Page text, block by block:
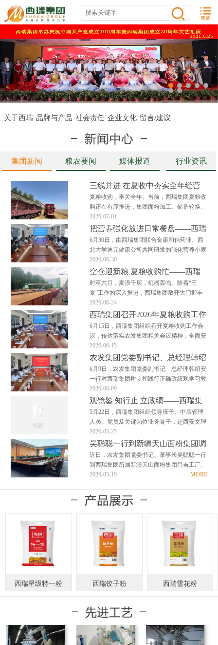
关于西瑞 品牌与产品 社会责任 企业文化 留言/建议
集团新闻 粮农要闻 行业资讯
媒体报道
三线并进 在夏收中夯实全年经营
底盘
夏粮收购，事关全年。当前，西瑞集团夏粮收
购正在有序推进，集团面粉加工、储备轮换、
粮食贸易三大板块多点发力、高效衔接，全力
夺取夏粮收购攻坚战主动权。面粉加工板块：
以收保产，筑牢粮头食尾收购链直通生产链，
原粮稳则加工稳。集团各面粉工厂把夏粮收购
视为全年原料保供…
2026-07-01
把营养强化放进日常餐盘——西瑞
集团召开活性叶酸面粉试吃启动会
6月30日，由西瑞集团联合金康和信药业、西
北大学迪元健康公司共同研发的强化营养小麦
粉——活性叶酸面粉正式进入重点人群试吃与
健康数据采集阶段，一场将营养健康“端上”餐
桌的启动会正式拉开帷幕。 随着“健康中国”战
略的深入推进，如何让营养摄入更精准、更便
捷，已…
2026-06-30
空仓迎新粮 夏粮收购忙——西瑞
集团夏粮收购有序开展
时至六月，麦浪千层，机器轰鸣。随着“三
夏”工作的深入推进，西瑞集团敞开大门迎丰
收，全面开启2026年夏粮收购工作。敞开收购
尽管来送 为确保夏粮收购高效开展，西瑞集
团实施“早动员、早部署、早启动”策略，对所
有输送设备、检化验仪器进行检修与校准，48
万吨仓容“…
2026-06-24
西瑞集团召开2026年夏粮收购工作
会议
6月15日，西瑞集团组织召开夏粮收购工作会
议，传达落实农发集团相关会议精神，全面安
排部署本年度夏粮收购各项工作。西瑞集团党
委书记、董事长、总经理樊健出席会议并讲
话，总会计师郭晓凤主持会议。 会议分析了
2026年小麦产区情况及市场形势，宣读了集团
夏粮收购工作方…
2026-06-15
农发集团党委副书记、总经理韩绍
安一行到西瑞集团调研督导树立和
践行正确政绩观学习教育
6月9日，农发集团党委副书记、总经理韩绍安
一行对西瑞集团树立和践行正确政绩观学习教
育进行调研督导。西瑞集团党委书记、董事
长、总经理樊健一同调研并详细介绍学习教育
开展情况和企业生产经营情况。 督导组通过
走访生产一线、谈心谈话和交流研讨的方式全
面了解学习教育…
2026-06-09
观镜鉴 知行止 立政绩——西瑞集
团赴西安文理学院警示教育基地参
观学习
5月22日，西瑞集团组织领导班子、中层管理
人员、党员及关键岗位业务骨干，赴西安文理
学院西安市警示教育基地，开展了一场以“为
国护粮责在肩，清廉务实创实绩”为主题的警
示教育活动。 走进警示教育基地，在讲解员
的引导下，全体人员依次参观了“省、心、
律、诫、儆、光…
2026-05-25
吴聪聪一行到新疆天山面粉集团调
研慰问
近日，农发集团党委书记、董事长吴聪聪一行
到西瑞集团所属新疆天山面粉集团昌吉工厂、
喀什工厂调研企业生产经营情况，并深入生产
面粉集团近年来取得的优异成绩给予充分肯
定。他指出，天山面粉集团扎根边疆六十载，
全体干部职工实…
2026-05-19 MORE
西瑞星级特一粉 西瑞饺子粉 西瑞雪花粉